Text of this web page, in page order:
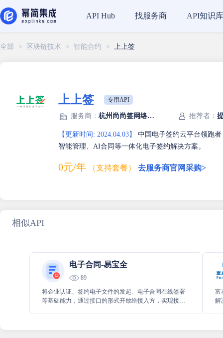
API Hub 找服务商 API知识库
全部 > 区块链技术 > 智能合约 > 上上签
上上签 专用API
服务商： 杭州尚尚签网络科技有限公司 推荐者：
【更新时间: 2024.04.03】
中国电子签约云平台领跑
智能管理、AI合同等一体化电子签约解决方案。
0元/年 （支持套餐） 去服务商官网采购>
相似API
电子合同-易宝全
89
将企业认证、签约电子文件的发起、电子合同在线签署
等基础能力，通过接口的形式开放给接入方，实现接入
富
解